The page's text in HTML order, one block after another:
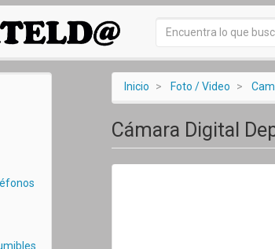
Inicio Foto / Video
Cámara Digital